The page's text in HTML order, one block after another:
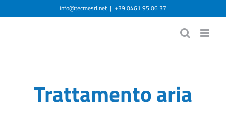
al
info@tecmesrl.net | +39 0461 95 06 37
Trattamento aria